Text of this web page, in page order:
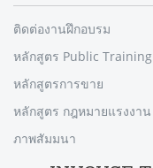
ติดต่องานฝึกอบรม
หลักสูตร Public Training
หลักสูตรการขาย
หลักสูตร กฎหมายแรงงาน
ภาพสัมมนา